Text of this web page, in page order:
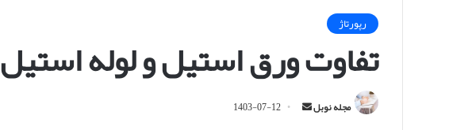
رپورتاژ
تفاوت ورق استیل و لوله استیل
مجله نوبل 1403-07-12